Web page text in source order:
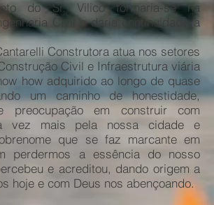
do Sr. Vilico formaria-se na
Civil e daria continuidade a
Construtora atua nos setores
Civil e Infraestrutura viária
how adquirido ao longo de quase
um caminho de honestidade,
preocupação em construir com
vez mais pela nossa cidade e
que se faz marcante em
perdermos a essência do nosso
e acreditou, dando origem a
hoje e com Deus nos abençoando.